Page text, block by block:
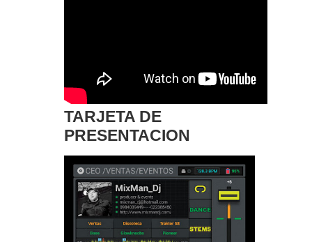
TARJETA DE
PRESENTACION